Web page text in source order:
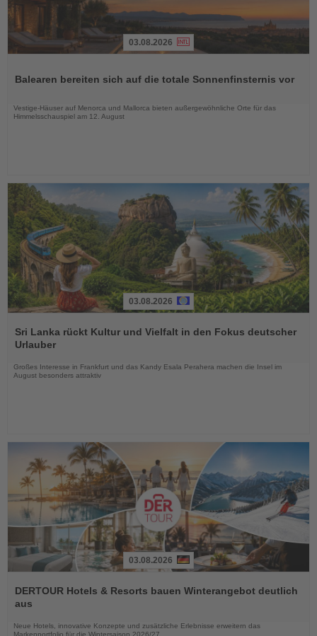
die
03.08.2026
Balearen bereiten sich auf die totale Sonnenfinsternis vor
Vestige-Häuser auf Menorca und Mallorca bieten außergewöhnliche Orte für das
Himmelsschauspiel am 12. August
Sie
die
03.08.2026
Sri Lanka rückt Kultur und Vielfalt in den Fokus deutscher
Urlauber
Großes Interesse in Frankfurt und das Kandy Esala Perahera machen die Insel im
August besonders attraktiv
Sie
die
03.08.2026
DERTOUR Hotels & Resorts bauen Winterangebot deutlich
aus
Neue Hotels, innovative Konzepte und zusätzliche Erlebnisse erweitern das
Markenportfolio für die Wintersaison 2026/27